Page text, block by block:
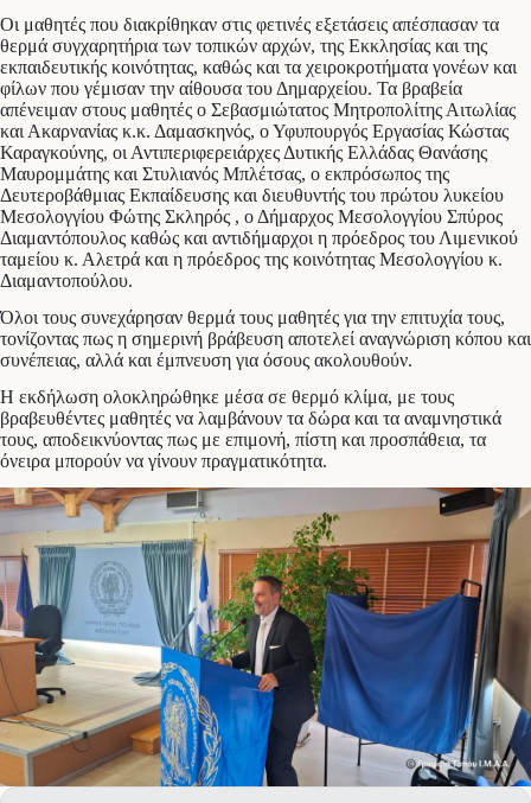
Οι μαθητές που διακρίθηκαν στις φετινές εξετάσεις απέσπασαν τα
θερμά συγχαρητήρια των τοπικών αρχών, της Εκκλησίας και της
εκπαιδευτικής κοινότητας, καθώς και τα χειροκροτήματα γονέων και
φίλων που γέμισαν την αίθουσα του Δημαρχείου. Τα βραβεία
απένειμαν στους μαθητές ο Σεβασμιώτατος Μητροπολίτης Αιτωλίας
και Ακαρνανίας κ.κ. Δαμασκηνός, ο Υφυπουργός Εργασίας Κώστας
Καραγκούνης, οι Αντιπεριφερειάρχες Δυτικής Ελλάδας Θανάσης
Μαυρομμάτης και Στυλιανός Μπλέτσας, ο εκπρόσωπος της
Δευτεροβάθμιας Εκπαίδευσης και διευθυντής του πρώτου λυκείου
Μεσολογγίου Φώτης Σκληρός , ο Δήμαρχος Μεσολογγίου Σπύρος
Διαμαντόπουλος καθώς και αντιδήμαρχοι η πρόεδρος του Λιμενικού
ταμείου κ. Αλετρά και η πρόεδρος της κοινότητας Μεσολογγίου κ.
Διαμαντοπούλου.
Όλοι τους συνεχάρησαν θερμά τους μαθητές για την επιτυχία τους,
τονίζοντας πως η σημερινή βράβευση αποτελεί αναγνώριση κόπου και
συνέπειας, αλλά και έμπνευση για όσους ακολουθούν.
Η εκδήλωση ολοκληρώθηκε μέσα σε θερμό κλίμα, με τους
βραβευθέντες μαθητές να λαμβάνουν τα δώρα και τα αναμνηστικά
τους, αποδεικνύοντας πως με επιμονή, πίστη και προσπάθεια, τα
όνειρα μπορούν να γίνουν πραγματικότητα.